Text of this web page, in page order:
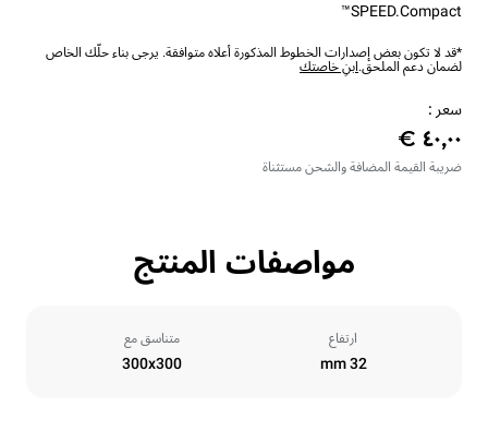
SPEED.Compact™
*قد لا تكون بعض إصدارات الخطوط المذكورة أعلاه متوافقة. يرجى بناء حلّك الخاص
لضمان دعم الملحق.ابنِ خاصتك
سعر :
ضريبة القيمة المضافة والشحن مستثناة
مواصفات المنتج
ارتفاع
32 mm
متناسق مع
300x300